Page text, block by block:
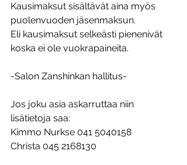
Kausimaksut sisältävät aina myös
puolenvuoden jäsenmaksun.
Eli kausimaksut selkeästi pienenivät
koska ei ole vuokrapaineita.
-Salon Zanshinkan hallitus-
Jos joku asia askarruttaa niin
lisätietoja saa:
Kimmo Nurkse 041 5040158
Christa 045 2168130